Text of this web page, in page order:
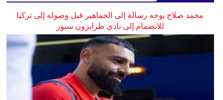
محمد صلاح يوجه رسالة إلى الجماهير قبل وصوله إلى تركيا
للانضمام إلى نادي طرابزون سبور